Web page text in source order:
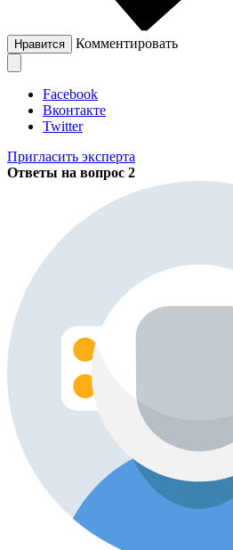
Нравится Комментировать
Facebook
Вконтакте
Twitter
Пригласить эксперта
Ответы на вопрос 2